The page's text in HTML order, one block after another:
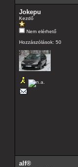
Jokepu
Kezdő
Nem elérhető
Hozzászólások: 50
alf®